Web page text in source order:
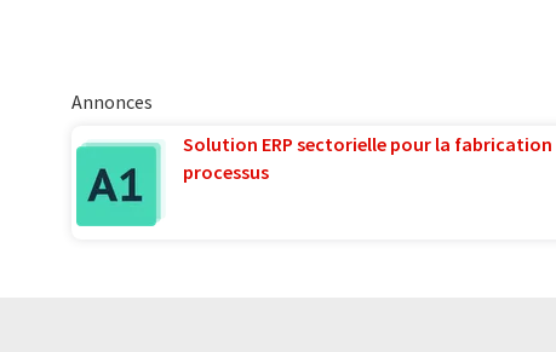
Annonces
Solution ERP sectorielle pour la
processus